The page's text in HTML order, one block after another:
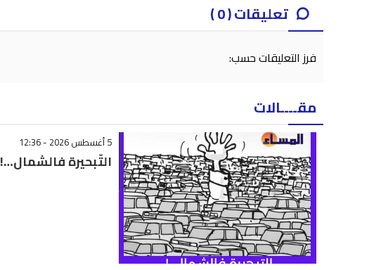
تعليقات ( 0 )
فرز التعليقات حسب:
مقــــالات
5 أغسطس 2026 - 12:36
التّبحيرة فالشمال…!